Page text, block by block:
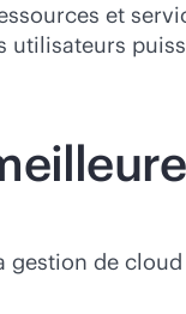
et
gestion de